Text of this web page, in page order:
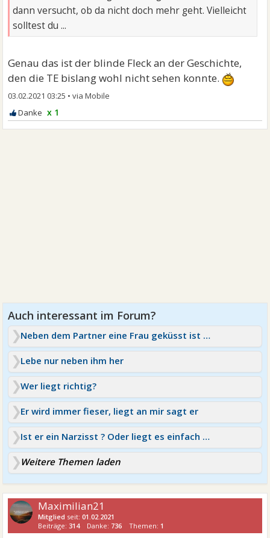
dann versucht, ob da nicht doch mehr geht. Vielleicht
solltest du ...
Genau das ist der blinde Fleck an der Geschichte,
den die TE bislang wohl nicht sehen konnte.
03.02.2021 03:25 •
x 1
Neben dem Partner eine Frau geküsst ist es vorbei?
Lebe nur neben ihm her
Wer liegt richtig?
Er wird immer fieser, liegt an mir sagt er
Ist er ein Narzisst ? Oder liegt es einfach an mir?
Weitere Themen laden
Maximilian21
Mitglied seit:01.02.2021
Beiträge: 314 Danke: 736 Themen: 1